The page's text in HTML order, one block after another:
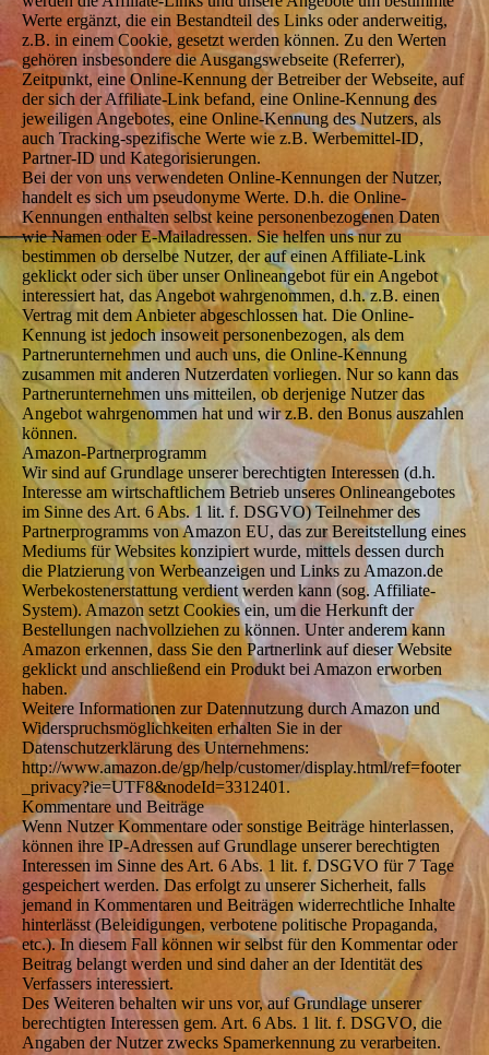
Werte ergänzt, die ein Bestandteil des Links oder anderweitig,
z.B. in einem Cookie, gesetzt werden können. Zu den Werten
gehören insbesondere die Ausgangswebseite (Referrer),
Zeitpunkt, eine Online-Kennung der Betreiber der Webseite, auf
der sich der Affiliate-Link befand, eine Online-Kennung des
jeweiligen Angebotes, eine Online-Kennung des Nutzers, als
auch Tracking-spezifische Werte wie z.B. Werbemittel-ID,
Partner-ID und Kategorisierungen.
Bei der von uns verwendeten Online-Kennungen der Nutzer,
handelt es sich um pseudonyme Werte. D.h. die Online-
Kennungen enthalten selbst keine personenbezogenen Daten
wie Namen oder E-Mailadressen. Sie helfen uns nur zu
bestimmen ob derselbe Nutzer, der auf einen Affiliate-Link
geklickt oder sich über unser Onlineangebot für ein Angebot
interessiert hat, das Angebot wahrgenommen, d.h. z.B. einen
Vertrag mit dem Anbieter abgeschlossen hat. Die Online-
Kennung ist jedoch insoweit personenbezogen, als dem
Partnerunternehmen und auch uns, die Online-Kennung
zusammen mit anderen Nutzerdaten vorliegen. Nur so kann das
Partnerunternehmen uns mitteilen, ob derjenige Nutzer das
Angebot wahrgenommen hat und wir z.B. den Bonus auszahlen
können.
Amazon-Partnerprogramm
Wir sind auf Grundlage unserer berechtigten Interessen (d.h.
Interesse am wirtschaftlichem Betrieb unseres Onlineangebotes
im Sinne des Art. 6 Abs. 1 lit. f. DSGVO) Teilnehmer des
Partnerprogramms von Amazon EU, das zur Bereitstellung eines
Mediums für Websites konzipiert wurde, mittels dessen durch
die Platzierung von Werbeanzeigen und Links zu Amazon.de
Werbekostenerstattung verdient werden kann (sog. Affiliate-
System). Amazon setzt Cookies ein, um die Herkunft der
Bestellungen nachvollziehen zu können. Unter anderem kann
Amazon erkennen, dass Sie den Partnerlink auf dieser Website
geklickt und anschließend ein Produkt bei Amazon erworben
haben.
Weitere Informationen zur Datennutzung durch Amazon und
Widerspruchsmöglichkeiten erhalten Sie in der
Datenschutzerklärung des Unternehmens:
http://www.amazon.de/gp/help/customer/display.html/ref=footer
_privacy?ie=UTF8&nodeId=3312401.
Kommentare und Beiträge
Wenn Nutzer Kommentare oder sonstige Beiträge hinterlassen,
können ihre IP-Adressen auf Grundlage unserer berechtigten
Interessen im Sinne des Art. 6 Abs. 1 lit. f. DSGVO für 7 Tage
gespeichert werden. Das erfolgt zu unserer Sicherheit, falls
jemand in Kommentaren und Beiträgen widerrechtliche Inhalte
hinterlässt (Beleidigungen, verbotene politische Propaganda,
etc.). In diesem Fall können wir selbst für den Kommentar oder
Beitrag belangt werden und sind daher an der Identität des
Verfassers interessiert.
Des Weiteren behalten wir uns vor, auf Grundlage unserer
berechtigten Interessen gem. Art. 6 Abs. 1 lit. f. DSGVO, die
Angaben der Nutzer zwecks Spamerkennung zu verarbeiten.